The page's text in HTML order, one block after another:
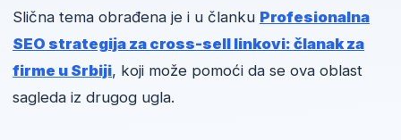
Slična tema obrađena je i u članku Profesionalna
SEO strategija za cross-sell linkovi: članak za
firme u Srbiji, koji može pomoći da se ova oblast
sagleda iz drugog ugla.